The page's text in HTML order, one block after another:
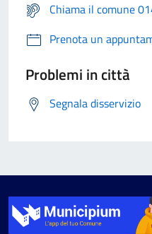
Chiama il comune
Prenota un
Problemi in città
Segnala disservizio